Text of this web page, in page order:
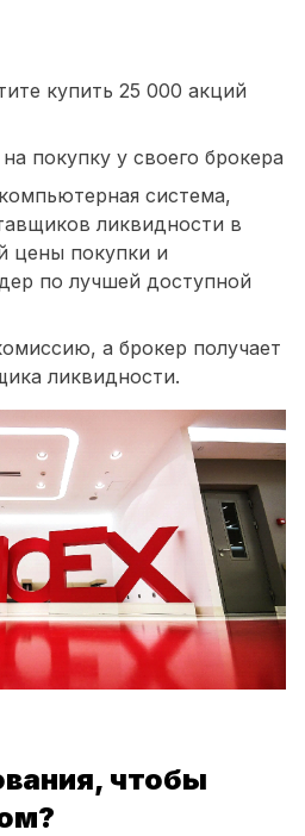
купить 25 000 акций
покупку у своего брокера
система,
ликвидности в
цены покупки и
по лучшей доступной
а брокер получает
ликвидности.
чтобы